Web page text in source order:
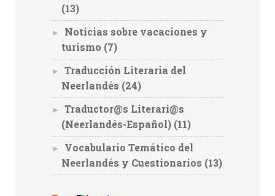
(13)
►
Noticias sobre vacaciones y
turismo (7)
►
Traducción Literaria del
Neerlandés (24)
►
Traductor@s Literari@s
(Neerlandés-Español) (11)
►
Vocabulario Temático del
Neerlandés y Cuestionarios (13)